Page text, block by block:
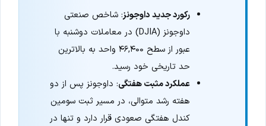
رکورد جدید داوجونز: شاخص صنعتی
داوجونز (DJIA) در معاملات دوشنبه با
عبور از سطح ۴۶,۴۰۰ واحد به بالاترین
حد تاریخی خود رسید.
عملکرد مثبت هفتگی: داوجونز پس از دو
هفته رشد متوالی، در مسیر ثبت سومین
کندل هفتگی صعودی قرار دارد و تنها در